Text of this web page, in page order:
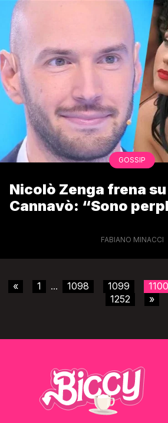
GOSSIP
Nicolò Zenga frena
Cannavò: “Sono
FABIANO MINACCI
« 1 ... 1098 1099 1100
1252 »